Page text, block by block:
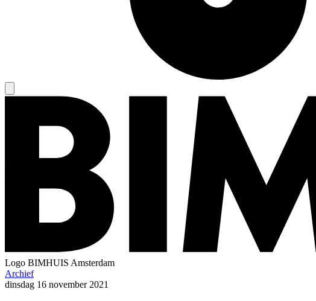
Logo BIMHUIS Amsterdam
Archief
dinsdag 16 november 2021